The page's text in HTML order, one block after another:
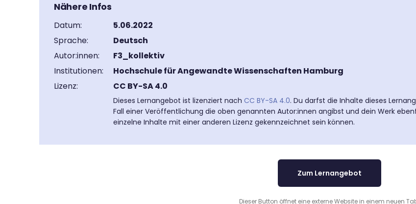
Nähere Infos
Datum:
5.06.2022
Sprache:
Deutsch
Autor:innen:
F3_kollektiv
Institutionen:
Hochschule für Angewandte Wissenschaften Hamburg
Lizenz:
CC BY-SA 4.0
Dieses Lernangebot ist lizenziert nach CC BY-SA 4.0. Du darfst die Inhalte dieses
Fall einer Veröffentlichung die oben genannten Autor:innen angibst und dein Werk
einzelne Inhalte mit einer anderen Lizenz gekennzeichnet sein können.
Zum Lernangebot
Dieser Button öffnet eine externe Website in einem neuen